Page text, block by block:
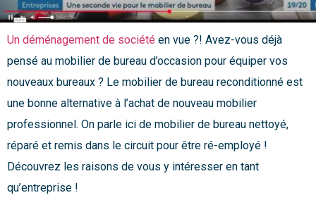
Un déménagement de société en vue ?! Avez-vous déjà
pensé au mobilier de bureau d’occasion pour équiper vos
nouveaux bureaux ? Le mobilier de bureau reconditionné est
une bonne alternative à l’achat de nouveau mobilier
professionnel. On parle ici de mobilier de bureau nettoyé,
réparé et remis dans le circuit pour être ré-employé !
Découvrez les raisons de vous y intéresser en tant
qu’entreprise !